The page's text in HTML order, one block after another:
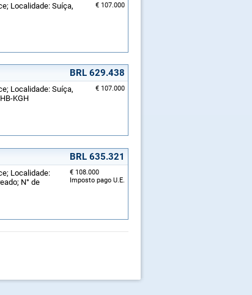
€ 107.000
Localidade: Suíça,
BRL 629.438
€ 107.000
Localidade: Suíça,
KGH
BRL 635.321
€ 108.000
Imposto pago U.E.
Localidade:
N° de